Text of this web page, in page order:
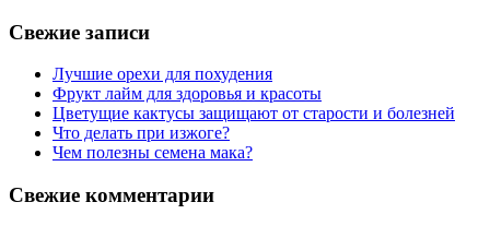
Свежие записи
Лучшие орехи для похудения
Фрукт лайм для здоровья и красоты
Цветущие кактусы защищают от старости и болезней
Что делать при изжоге?
Чем полезны семена мака?
Свежие комментарии